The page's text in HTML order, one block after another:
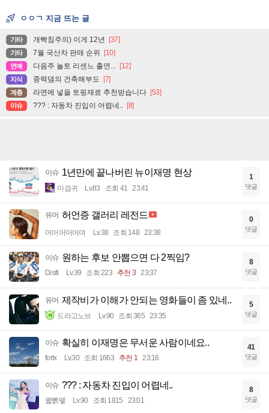
ㅇㅇㄱ 지금 뜨는 글
기타 개빡침주의) 이게 12년 [37]
기타 7월 국산차 판매 순위 [10]
연예 다음주 놀토 리센느 출연... [12]
지식 중력댐의 건축해부도 [7]
계층 라면에 넣을 토핑재료 추천받습니다 [53]
이슈 ??? : 자동차 진입이 어렵네.. [8]
이슈 1년만에 끝나버린 뉴이재명 현상
마검귀 Lv.83 조회 41 23:41
1
댓글
유머 허언증 갤러리 레전드
머머머머머며 Lv.38 조회 148 23:38
0
댓글
이슈 원하는 후보 안뽑으면 다 2찍임?
Disifi Lv.39 조회 223 추천 3 23:37
8
댓글
유머 제작비가 이해가 안되는 영화들이 좀 있네..
드라고노브 Lv.90 조회 365 23:35
5
댓글
이슈 확실히 이재명은 무서운 사람이네요..
fortx Lv.30 조회 1663 추천 1 23:16
41
댓글
이슈 ??? : 자동차 진입이 어렵네..
꿻뻵뗗 Lv.90 조회 1815 23:01
8
댓글